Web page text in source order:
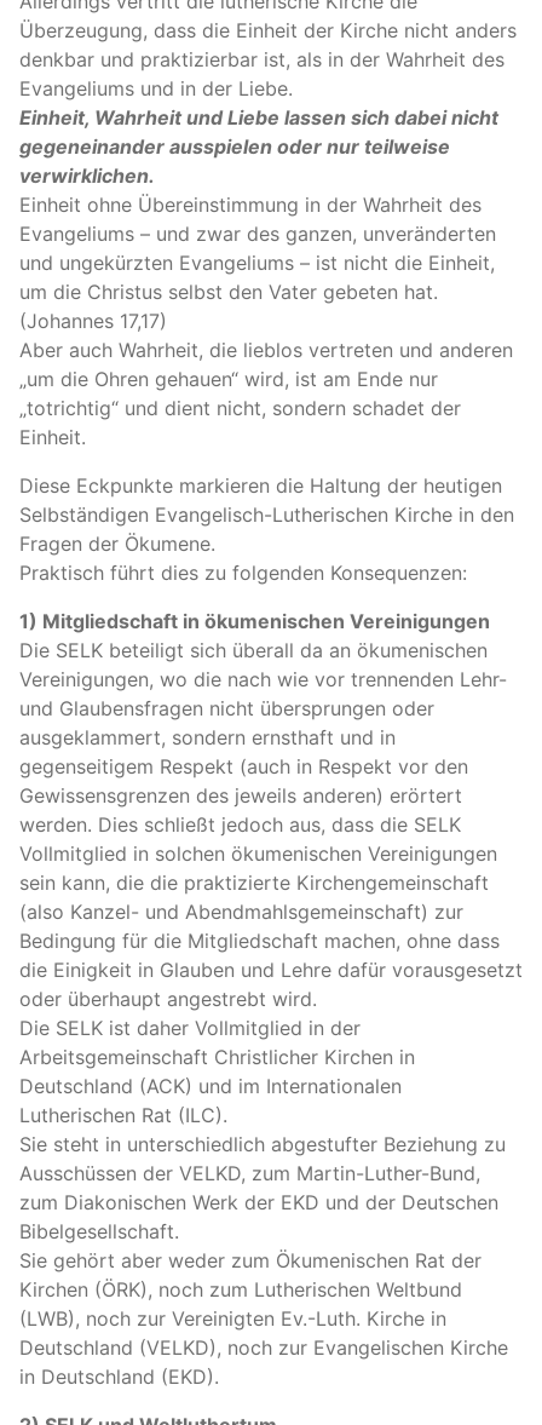
Überzeugung, dass die Einheit der Kirche nicht anders
denkbar und praktizierbar ist, als in der Wahrheit des
Evangeliums und in der Liebe.
Einheit, Wahrheit und Liebe lassen sich dabei nicht
gegeneinander ausspielen oder nur teilweise
verwirklichen.
Einheit ohne Übereinstimmung in der Wahrheit des
Evangeliums – und zwar des ganzen, unveränderten
und ungekürzten Evangeliums – ist nicht die Einheit,
um die Christus selbst den Vater gebeten hat.
(Johannes 17,17)
Aber auch Wahrheit, die lieblos vertreten und anderen
„um die Ohren gehauen“ wird, ist am Ende nur
„totrichtig“ und dient nicht, sondern schadet der
Einheit.
Diese Eckpunkte markieren die Haltung der heutigen
Selbständigen Evangelisch-Lutherischen Kirche in den
Fragen der Ökumene.
Praktisch führt dies zu folgenden Konsequenzen:
1) Mitgliedschaft in ökumenischen Vereinigungen
Die SELK beteiligt sich überall da an ökumenischen
Vereinigungen, wo die nach wie vor trennenden Lehr-
und Glaubensfragen nicht übersprungen oder
ausgeklammert, sondern ernsthaft und in
gegenseitigem Respekt (auch in Respekt vor den
Gewissensgrenzen des jeweils anderen) erörtert
werden. Dies schließt jedoch aus, dass die SELK
Vollmitglied in solchen ökumenischen Vereinigungen
sein kann, die die praktizierte Kirchengemeinschaft
(also Kanzel- und Abendmahlsgemeinschaft) zur
Bedingung für die Mitgliedschaft machen, ohne dass
die Einigkeit in Glauben und Lehre dafür vorausgesetzt
oder überhaupt angestrebt wird.
Die SELK ist daher Vollmitglied in der
Arbeitsgemeinschaft Christlicher Kirchen in
Deutschland (ACK) und im Internationalen
Lutherischen Rat (ILC).
Sie steht in unterschiedlich abgestufter Beziehung zu
Ausschüssen der VELKD, zum Martin-Luther-Bund,
zum Diakonischen Werk der EKD und der Deutschen
Bibelgesellschaft.
Sie gehört aber weder zum Ökumenischen Rat der
Kirchen (ÖRK), noch zum Lutherischen Weltbund
(LWB), noch zur Vereinigten Ev.-Luth. Kirche in
Deutschland (VELKD), noch zur Evangelischen Kirche
in Deutschland (EKD).